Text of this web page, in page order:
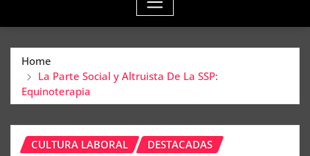
Home
La Parte Social y Altruista De La SSP:
Equinoterapia
CULTURA LABORAL
DESTACADAS